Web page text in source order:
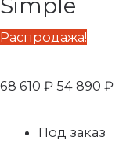
Simple
Распродажа!
68 610₽ 54 890 ₽
Под заказ